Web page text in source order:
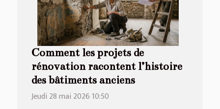
Comment les projets de
rénovation racontent l’histoire
des bâtiments anciens
Jeudi 28 mai 2026 10:50